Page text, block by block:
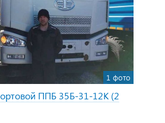
1 фото
ППБ 35Б-31-12К (2